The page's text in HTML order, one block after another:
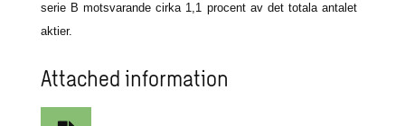
serie B motsvarande cirka 1,1 procent av det totala antalet
aktier.
Attached information